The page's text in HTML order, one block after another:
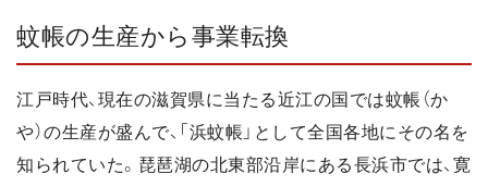
蚊帳の生産から事業転換
江戸時代、現在の滋賀県に当たる近江の国では蚊帳（か
や）の生産が盛んで、「浜蚊帳」として全国各地にその名を
知られていた。琵琶湖の北東部沿岸にある長浜市では、寛